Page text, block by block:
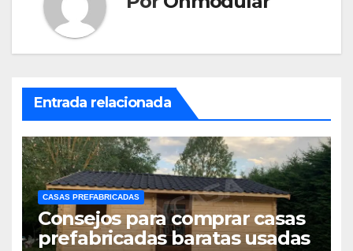
Entrada relacionada
CASAS PREFABRICADAS
Consejos para comprar casas
prefabricadas baratas usadas